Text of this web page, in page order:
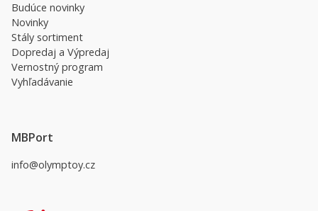
Budúce novinky
Novinky
Stály sortiment
Dopredaj a Výpredaj
Vernostný program
Vyhľadávanie
MBPort
info@olymptoy.cz